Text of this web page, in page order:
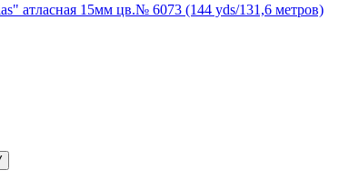
атласная 15мм цв.№ 6073 (144 yds/131,6 метров)